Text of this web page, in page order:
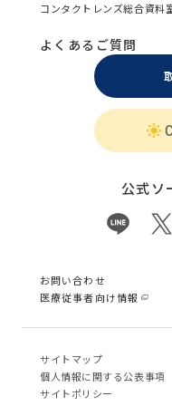
コンタクトレンズ総合資料
よくあるご質問
公式ソ
お問い合わせ
医療従事者向け情報
サイトマップ
個⼈情報に関する公表事項
サイトポリシー